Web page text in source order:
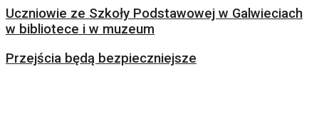
Uczniowie ze Szkoły Podstawowej w Galwieciach
w bibliotece i w muzeum
Przejścia będą bezpieczniejsze